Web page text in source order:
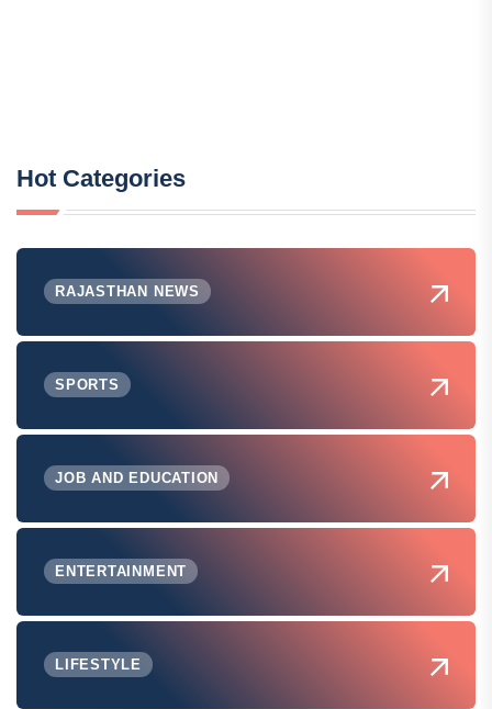
Hot Categories
RAJASTHAN NEWS
SPORTS
JOB AND EDUCATION
ENTERTAINMENT
LIFESTYLE